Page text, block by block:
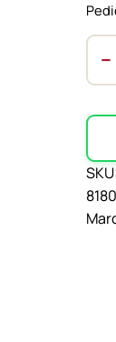
o
o
d
e
m
−
8180